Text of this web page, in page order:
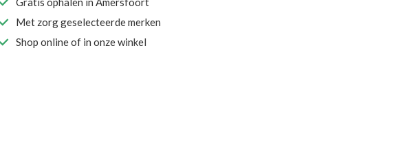
Met zorg geselecteerde merken
Shop online of in onze winkel